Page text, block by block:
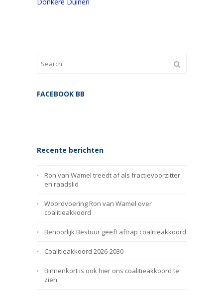
FACEBOOK BB
Recente berichten
Ron van Wamel treedt af als fractievoorzitter
en raadslid
Woordvoering Ron van Wamel over
coalitieakkoord
Behoorlijk Bestuur geeft aftrap coalitieakkoord
Coalitieakkoord 2026-2030
Binnenkort is ook hier ons coalitieakkoord te
zien